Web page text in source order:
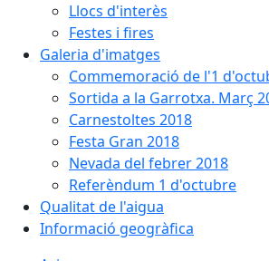
Llocs d'interès
Festes i fires
Galeria d'imatges
Commemoració de l'1
Sortida a la Garrotxa. Març
Carnestoltes 2018
Festa Gran 2018
Nevada del febrer 2018
Referèndum 1 d'octubre
Qualitat de l'aigua
Informació geogràfica